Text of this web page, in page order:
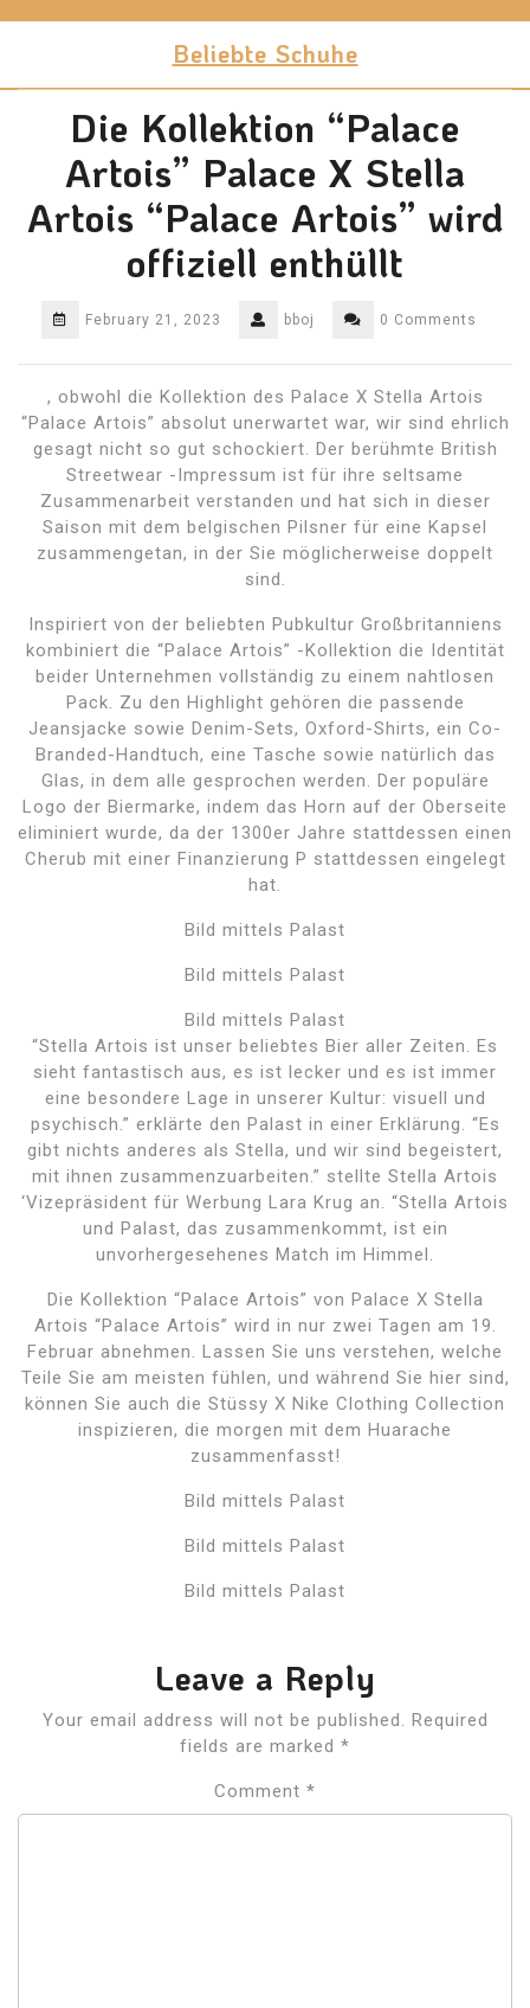
Beliebte Schuhe
Die Kollektion “Palace
Artois” Palace X Stella
Artois “Palace Artois” wird
offiziell enthüllt
February 21, 2023 bboj 0 Comments
, obwohl die Kollektion des Palace X Stella Artois
“Palace Artois” absolut unerwartet war, wir sind ehrlich
gesagt nicht so gut schockiert. Der berühmte British
Streetwear -Impressum ist für ihre seltsame
Zusammenarbeit verstanden und hat sich in dieser
Saison mit dem belgischen Pilsner für eine Kapsel
zusammengetan, in der Sie möglicherweise doppelt
sind.
Inspiriert von der beliebten Pubkultur Großbritanniens
kombiniert die “Palace Artois” -Kollektion die Identität
beider Unternehmen vollständig zu einem nahtlosen
Pack. Zu den Highlight gehören die passende
Jeansjacke sowie Denim-Sets, Oxford-Shirts, ein Co-
Branded-Handtuch, eine Tasche sowie natürlich das
Glas, in dem alle gesprochen werden. Der populäre
Logo der Biermarke, indem das Horn auf der Oberseite
eliminiert wurde, da der 1300er Jahre stattdessen einen
Cherub mit einer Finanzierung P stattdessen eingelegt
hat.
Bild mittels Palast
Bild mittels Palast
Bild mittels Palast
“Stella Artois ist unser beliebtes Bier aller Zeiten. Es
sieht fantastisch aus, es ist lecker und es ist immer
eine besondere Lage in unserer Kultur: visuell und
psychisch.” erklärte den Palast in einer Erklärung. “Es
gibt nichts anderes als Stella, und wir sind begeistert,
mit ihnen zusammenzuarbeiten.” stellte Stella Artois
‘Vizepräsident für Werbung Lara Krug an. “Stella Artois
und Palast, das zusammenkommt, ist ein
unvorhergesehenes Match im Himmel.
Die Kollektion “Palace Artois” von Palace X Stella
Artois “Palace Artois” wird in nur zwei Tagen am 19.
Februar abnehmen. Lassen Sie uns verstehen, welche
Teile Sie am meisten fühlen, und während Sie hier sind,
können Sie auch die Stüssy X Nike Clothing Collection
inspizieren, die morgen mit dem Huarache
zusammenfasst!
Bild mittels Palast
Bild mittels Palast
Bild mittels Palast
Leave a Reply
Your email address will not be published.
Required
fields are marked *
Comment *